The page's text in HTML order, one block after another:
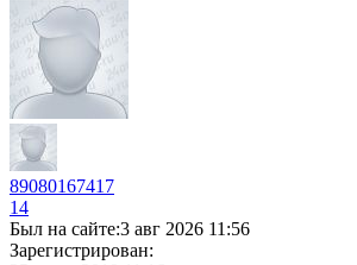
89080167417
14
Был на сайте:3 авг 2026 11:56
Зарегистрирован: